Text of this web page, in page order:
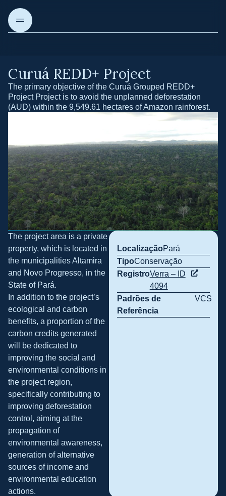
About us
Our Projects
Our solutions
Articles & Insights
Curuá REDD+ Project
The primary objective of the Curuá Grouped REDD+
Project Project is to avoid the unplanned deforestation
(AUD) within the 9,549.61 hectares of Amazon rainforest.
The project area is a private
property, which is located in
the municipalities Altamira
and Novo Progresso, in the
State of Pará.
In addition to the project’s
ecological and carbon
benefits, a proportion of the
carbon credits generated
will be dedicated to
improving the social and
environmental conditions in
the project region,
specifically contributing to
improving deforestation
control, aiming at the
propagation of
environmental awareness,
generation of alternative
sources of income and
environmental education
actions.
LocalizaçãoPará
TipoConservação
RegistroVerra – ID
4094
Padrões de
Referência
VCS